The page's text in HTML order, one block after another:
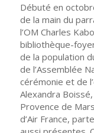
Débuté en
de la main du
l’OM Charles
bibliothèque-
de la population
de l’Assemblée
cérémonie et de
Alexandra
Provence de
d’Air France,